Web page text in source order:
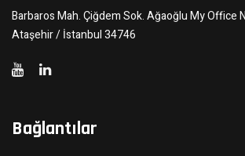
Barbaros Mah. Çiğdem Sok. Ağaoğlu My Office
Ataşehir / İstanbul 34746
Bağlantılar